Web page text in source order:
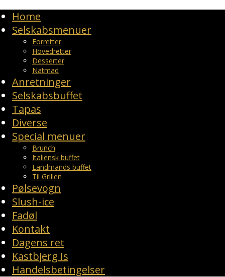
Home
Selskabsmenuer
Forretter
Hovedretter
Desserter
Natmad
Anretninger
Selskabsbuffet
Tapas
Diverse
Special menuer
Brunch
Italiensk buffet
Landmands buffet
Til Grillen
Pølsevogn
Slush-ice
Fadøl
Kontakt
Dagens ret
Kastbjerg Is
Handelsbetingelser